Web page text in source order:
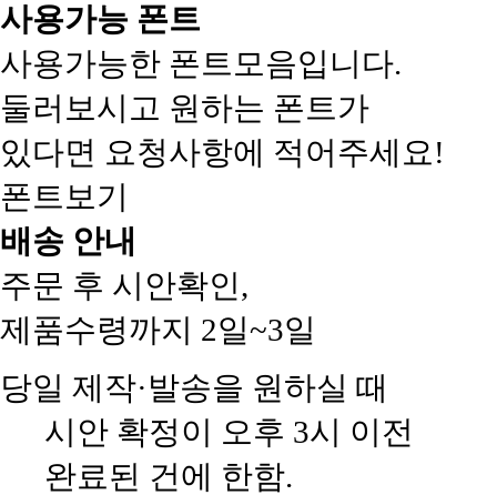
사용가능 폰트
사용가능한 폰트모음입니다.
둘러보시고 원하는 폰트가
있다면 요청사항에 적어주세요!
폰트보기
배송 안내
주문 후 시안확인,
제품수령까지 2일~3일
당일 제작·발송을 원하실 때
시안 확정이 오후 3시 이전
완료된 건에 한함.